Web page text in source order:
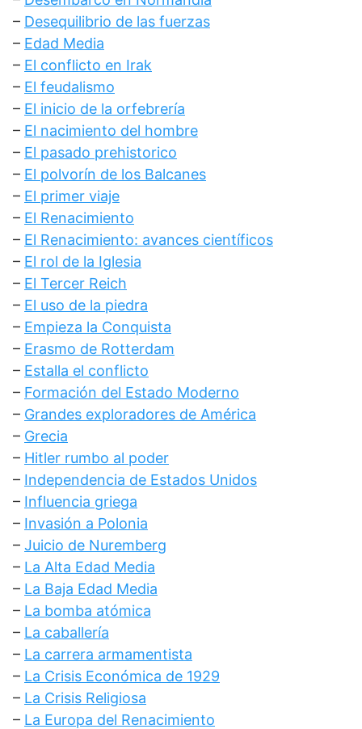
– Desequilibrio de las fuerzas
– Edad Media
– El conflicto en Irak
– El feudalismo
– El inicio de la orfebrería
– El nacimiento del hombre
– El pasado prehistorico
– El polvorín de los Balcanes
– El primer viaje
– El Renacimiento
– El Renacimiento: avances científicos
– El rol de la Iglesia
– El Tercer Reich
– El uso de la piedra
– Empieza la Conquista
– Erasmo de Rotterdam
– Estalla el conflicto
– Formación del Estado Moderno
– Grandes exploradores de América
– Grecia
– Hitler rumbo al poder
– Independencia de Estados Unidos
– Influencia griega
– Invasión a Polonia
– Juicio de Nuremberg
– La Alta Edad Media
– La Baja Edad Media
– La bomba atómica
– La caballería
– La carrera armamentista
– La Crisis Económica de 1929
– La Crisis Religiosa
– La Europa del Renacimiento